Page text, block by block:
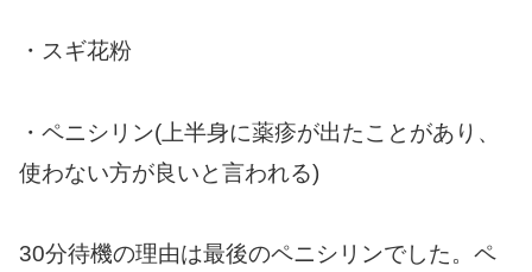
・スギ花粉
・ペニシリン(上半身に薬疹が出たことがあり、
使わない方が良いと言われる)
30分待機の理由は最後のペニシリンでした。ペ